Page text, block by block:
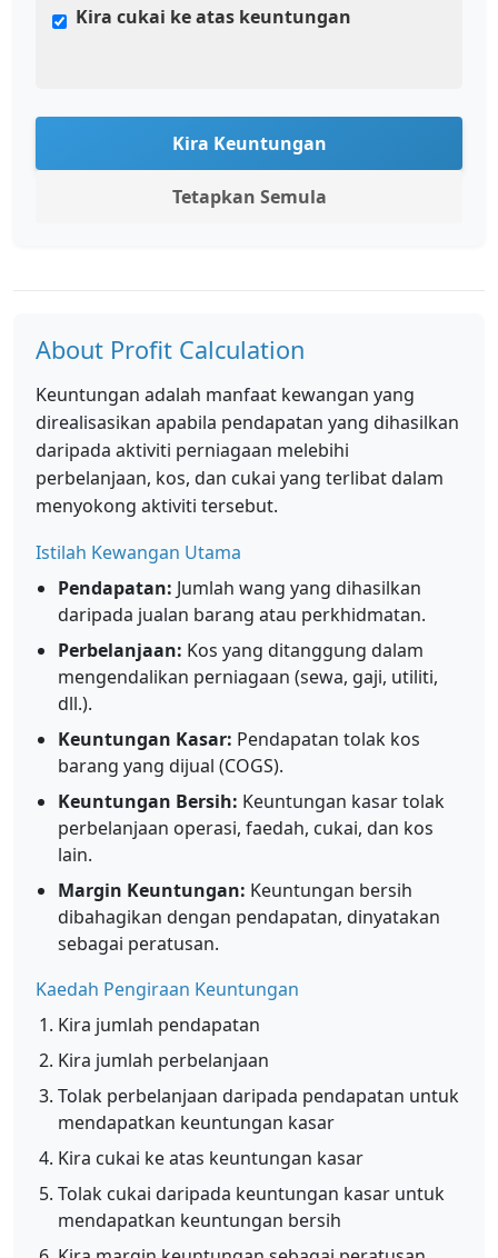
Kira cukai ke atas keuntungan
Kira Keuntungan
Tetapkan Semula
About Profit Calculation
Keuntungan adalah manfaat kewangan yang
direalisasikan apabila pendapatan yang dihasilkan
daripada aktiviti perniagaan melebihi
perbelanjaan, kos, dan cukai yang terlibat dalam
menyokong aktiviti tersebut.
Istilah Kewangan Utama
Pendapatan: Jumlah wang yang dihasilkan
daripada jualan barang atau perkhidmatan.
Perbelanjaan: Kos yang ditanggung dalam
mengendalikan perniagaan (sewa, gaji, utiliti,
dll.).
Keuntungan Kasar: Pendapatan tolak kos
barang yang dijual (COGS).
Keuntungan Bersih: Keuntungan kasar tolak
perbelanjaan operasi, faedah, cukai, dan kos
lain.
Margin Keuntungan: Keuntungan bersih
dibahagikan dengan pendapatan, dinyatakan
sebagai peratusan.
Kaedah Pengiraan Keuntungan
Kira jumlah pendapatan
Kira jumlah perbelanjaan
Tolak perbelanjaan daripada pendapatan untuk
mendapatkan keuntungan kasar
Kira cukai ke atas keuntungan kasar
Tolak cukai daripada keuntungan kasar untuk
mendapatkan keuntungan bersih